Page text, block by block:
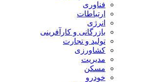
فناوری
ارتباطات
انرژی
بازرگانی و کارآفرینی
تولید و تجارت
کشاورزی
مدیریت
مسکن
خودرو